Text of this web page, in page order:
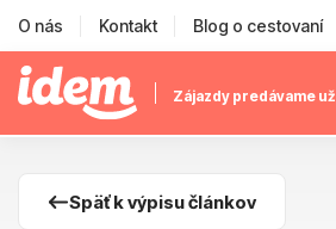
O nás Kontakt Blog o cestovaní
Zájazdy predávame už
Späť k výpisu článkov